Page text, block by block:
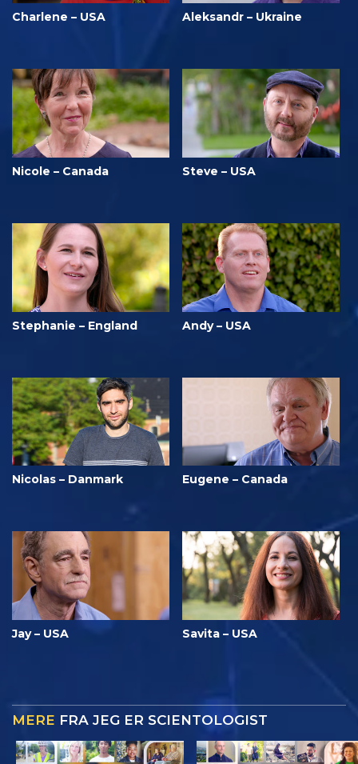
Charlene – USA Aleksandr – Ukraine
Nicole – Canada Steve – USA
Stephanie – England Andy – USA
Nicolas – Danmark Eugene – Canada
Jay – USA Savita – USA
MERE FRA JEG ER SCIENTOLOGIST